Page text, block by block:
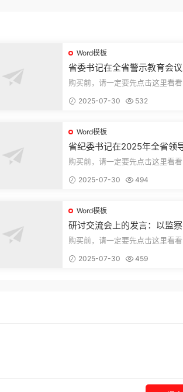
Word模板
省委书记在全省警示教育会
的讲话.1
购买前，请一定要先点击这里看
束，本文...
2025-07-30 532
Word模板
省纪委书记在2025年全省领
部警示教育会上的讲话.1
购买前，请一定要先点击这里看
束，本文...
2025-07-30 494
Word模板
研讨交流会上的发言：以监
实施条例为纲推动巡察工作
购买前，请一定要先点击这里看
束，本文...
2025-07-30 459